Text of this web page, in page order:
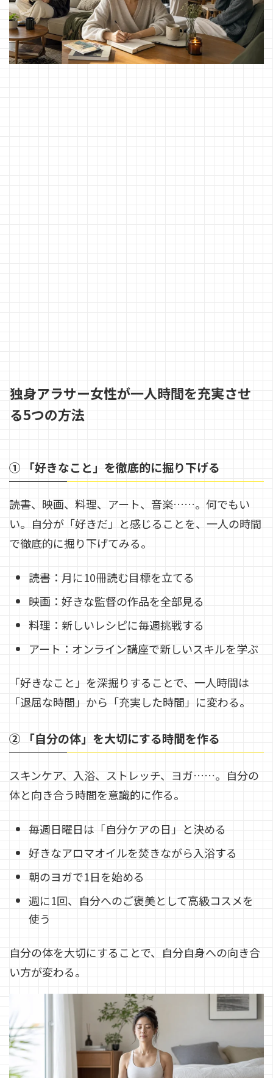
独身アラサー女性が一人時間を充実させ
る5つの方法
① 「好きなこと」を徹底的に掘り下げる
読書、映画、料理、アート、音楽……。何でもい
い。自分が「好きだ」と感じることを、一人の時間
で徹底的に掘り下げてみる。
読書：月に10冊読む目標を立てる
映画：好きな監督の作品を全部見る
料理：新しいレシピに毎週挑戦する
アート：オンライン講座で新しいスキルを学ぶ
「好きなこと」を深掘りすることで、一人時間は
「退屈な時間」から「充実した時間」に変わる。
② 「自分の体」を大切にする時間を作る
スキンケア、入浴、ストレッチ、ヨガ……。自分の
体と向き合う時間を意識的に作る。
毎週日曜日は「自分ケアの日」と決める
好きなアロマオイルを焚きながら入浴する
朝のヨガで1日を始める
週に1回、自分へのご褒美として高級コスメを
使う
自分の体を大切にすることで、自分自身への向き合
い方が変わる。